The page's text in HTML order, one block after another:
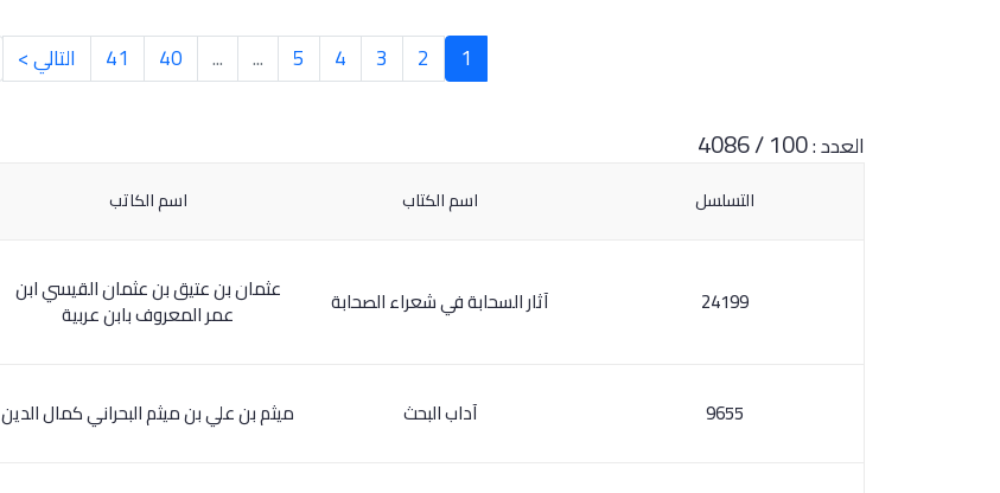
1
2
3
4
5
...
...
40
41 التالي >
العدد :100 / 4086
التسلسل اسم الكتاب اسم الكاتب
24199 آثار السحابة في شعراء الصحابة عثمان بن عتيق بن عثمان القيسي ابن
عمر المعروف بابن عربية
9655 آداب البحث ميثم بن علي بن ميثم البحراني كمال الدين